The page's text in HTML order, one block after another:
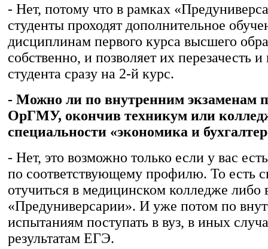
- Нет, потому что в рамках
студенты проходят дополнительное
дисциплинам первого курса высшего
собственно, и позволяет их перезачесть и
студента сразу на 2-й курс.
- Можно ли по внутренним экзаменам
ОрГМУ, окончив техникум или
специальности «экономика и
- Нет, это возможно только если у вас
по соответствующему профилю. То есть
отучиться в медицинском колледже либо
«Предуниверсарии». И уже потом по
испытаниям поступать в вуз, в иных
результатам ЕГЭ.